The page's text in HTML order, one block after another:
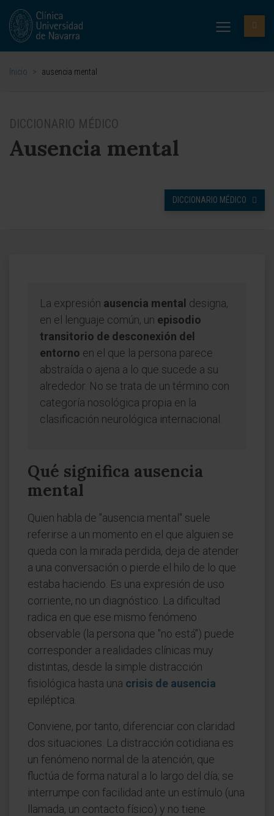
Inicio > ausencia mental
DICCIONARIO MÉDICO
Ausencia mental
DICCIONARIO MÉDICO
La expresión ausencia mental designa,
en el lenguaje común, un episodio
transitorio de desconexión del
entorno en el que la persona parece
abstraída o ajena a lo que sucede a su
alrededor. No se trata de un término con
categoría nosológica propia en la
clasificación neurológica internacional.
Qué significa ausencia
mental
Quien habla de "ausencia mental" suele
referirse a un momento en el que alguien se
queda con la mirada perdida, deja de atender
a una conversación o pierde el hilo de lo que
estaba haciendo. Es una expresión de uso
corriente, no un diagnóstico. La dificultad
radica en que ese mismo fenómeno
observable (la persona que "no está") puede
corresponder a realidades clínicas muy
distintas, desde la simple distracción
fisiológica hasta una crisis de ausencia
epiléptica.
Conviene, por tanto, diferenciar con claridad
dos situaciones. La distracción cotidiana es
un fenómeno normal de la atención, que
fluctúa de forma natural a lo largo del día; se
interrumpe con facilidad ante un estímulo (una
llamada, un contacto físico) y no tiene